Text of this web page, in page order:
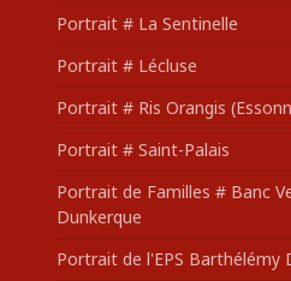
Portrait # La Sentinelle
Portrait # Lécluse
Portrait # Ris Orangis
Portrait # Saint-Palais
Portrait de Familles # Banc
Dunkerque
Portrait de l'EPS Barthélémy